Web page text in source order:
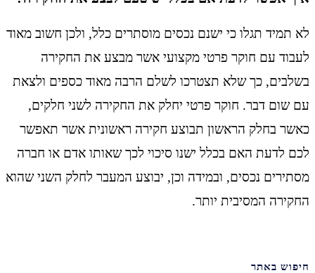
לא תמיד תגלו כי ישנם נכסים מוסתרים כלל, ולכן חשוב מאוד
לעבוד עם חוקר פרטי מקצועי אשר מבצע את החקירה
בשלבים, כך שלא תצטרכו לשלם הרבה מאוד כספים ולצאת
עם שום דבר. חוקר פרטי יחלק את החקירה לשני חלקים,
כאשר בחלק הראשון תבוצע חקירה ראשונית אשר תאפשר
לכם לדעת האם בכלל ישנו סיכוי לכך שאותו אדם או חברה
מסתירים נכסים, ובמידה וכן, יבוצע המעבר לחלק השני שהוא
החקירה המסיבית יותר.
חיפוש באתר